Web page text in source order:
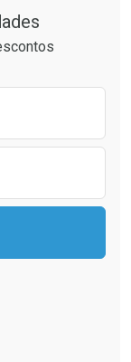
sem Desconto
sem Desconto